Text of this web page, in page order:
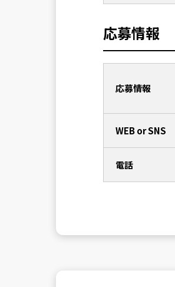
応募情報
応募情報
WEB or SNS
電話